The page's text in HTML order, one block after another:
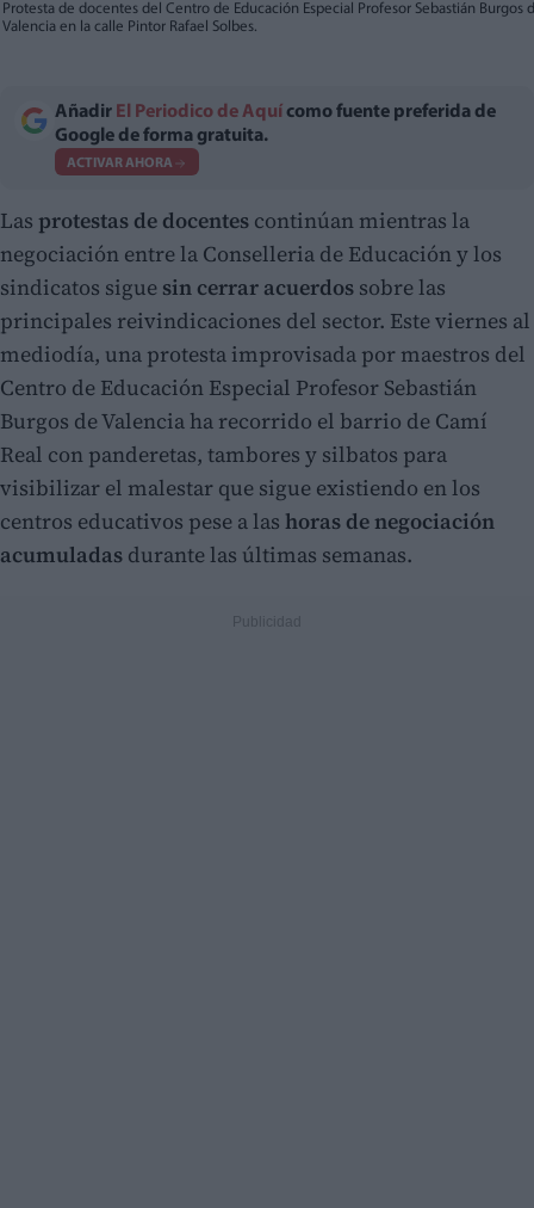
Protesta de docentes del Centro de Educación Especial Profesor Sebastián Burgos
Valencia en la calle Pintor Rafael Solbes.
Añadir El Periodico de Aquí como fuente preferida de
Google de forma gratuita.
ACTIVAR AHORA
Las protestas de docentes continúan mientras la
negociación entre la Conselleria de Educación y los
sindicatos sigue sin cerrar acuerdos sobre las
principales reivindicaciones del sector. Este viernes al
mediodía, una protesta improvisada por maestros del
Centro de Educación Especial Profesor Sebastián
Burgos de Valencia ha recorrido el barrio de Camí
Real con panderetas, tambores y silbatos para
visibilizar el malestar que sigue existiendo en los
centros educativos pese a las horas de negociación
acumuladas durante las últimas semanas.